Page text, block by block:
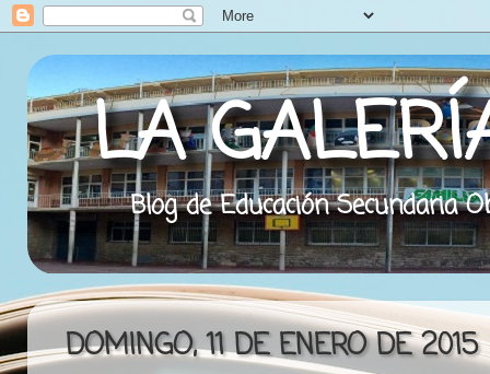
LA
Blog de Educación Secundaria
DOMINGO, 11 DE ENERO DE 2015